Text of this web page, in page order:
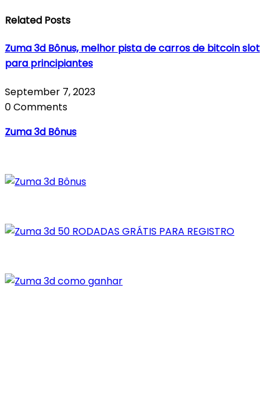
Related Posts
Zuma 3d Bônus, melhor pista de carros de bitcoin slot
para principiantes
September 7, 2023
0 Comments
Zuma 3d Bônus